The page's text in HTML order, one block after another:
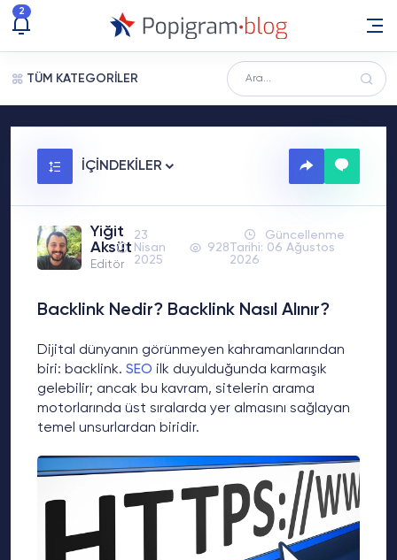
2
TÜM KATEGORİLER
İÇİNDEKİLER
Yiğit
Aksüt
Editör
23
Nisan
2025
928
Güncellenme
Tarihi: 06 Ağustos
2026
Backlink Nedir? Backlink Nasıl Alınır?
Dijital dünyanın görünmeyen kahramanlarından
biri: backlink. SEO ilk duyulduğunda karmaşık
gelebilir; ancak bu kavram, sitelerin arama
motorlarında üst sıralarda yer almasını sağlayan
temel unsurlardan biridir.